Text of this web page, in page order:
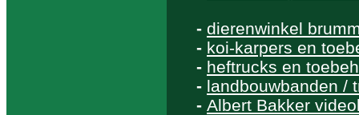
- dierenwinkel
- koi-karpers en
- heftrucks en
- landbouwbanden /
- Albert Bakker